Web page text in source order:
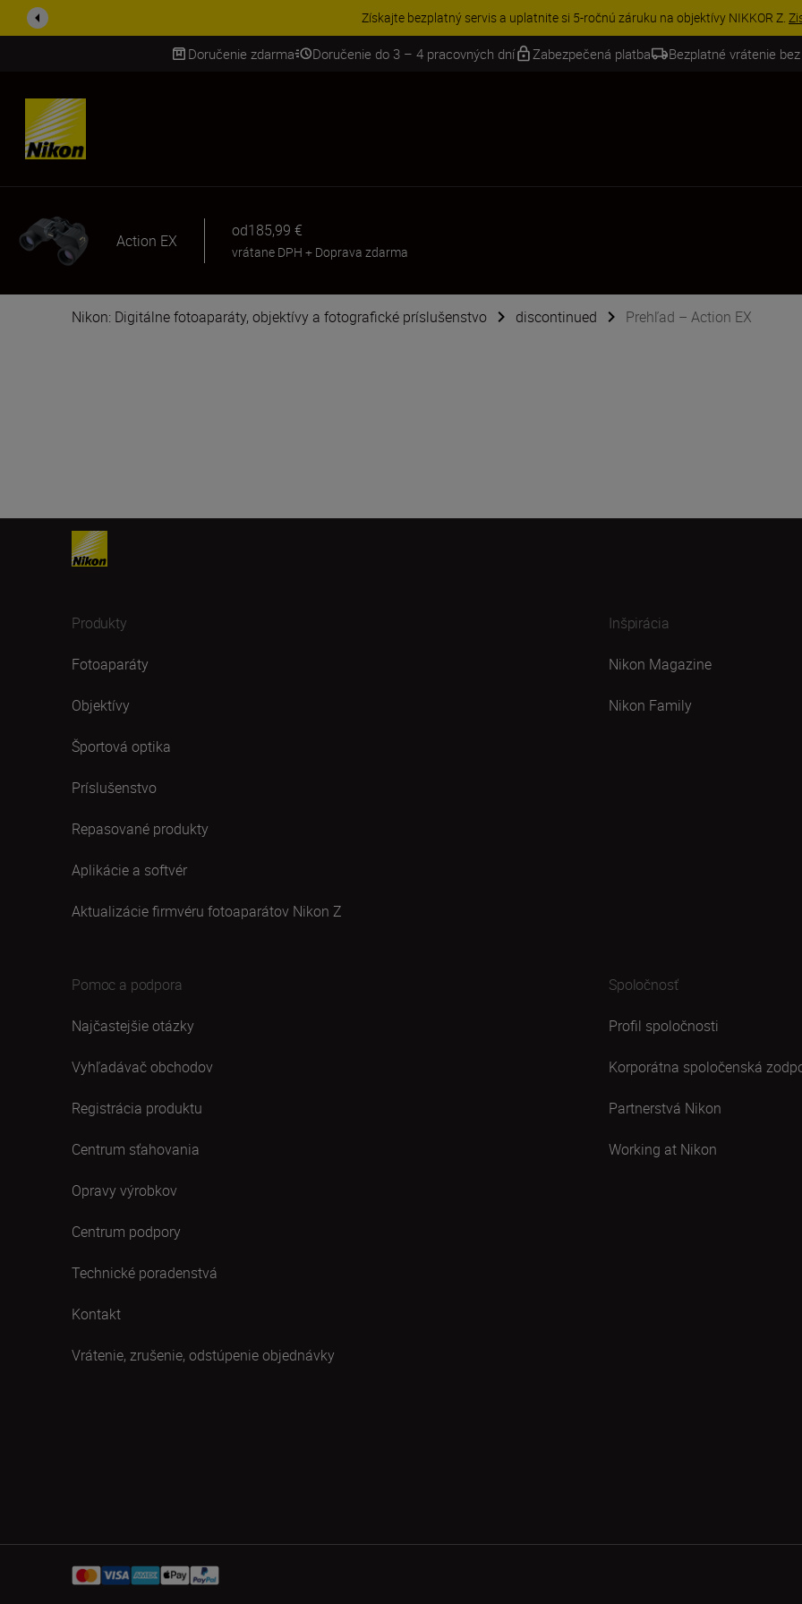
Získajte bezplatný servis a uplatnite si 5-ročnú záruku na objektívy NIKKOR Z.
Doručenie zdarma Doručenie do 3 – 4 pracovných dní Zabezpečená platba Bezplatné vrátenie
SKIP
Action EX
od185,99 €
vrátane DPH + Doprava zdarma
Nikon: Digitálne fotoaparáty, objektívy a fotografické príslušenstvo discontinued Prehľad – Action EX
Produkty
Fotoaparáty
Objektívy
Športová optika
Príslušenstvo
Repasované produkty
Aplikácie a softvér
Aktualizácie firmvéru fotoaparátov Nikon Z
Inšpirácia
Nikon Magazine
Nikon Family
Pomoc a podpora
Najčastejšie otázky
Vyhľadávač obchodov
Registrácia produktu
Centrum sťahovania
Opravy výrobkov
Centrum podpory
Technické poradenstvá
Kontakt
Vrátenie, zrušenie, odstúpenie objednávky
Spoločnosť
Profil spoločnosti
Korporátna spoločenská
Partnerstvá Nikon
Working at Nikon